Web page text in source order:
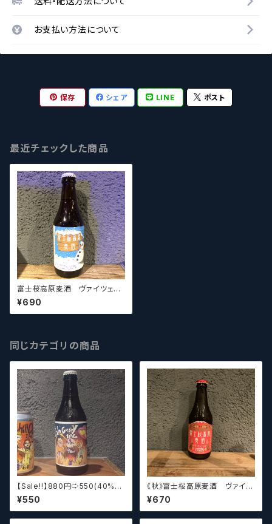
お支払い方法について
保存 シェア LINE ポスト
最近チェックした商品
富士桜高原麦酒 ヴァイツェン
ボック Fujizakura Kougen
Beer Weizenbock【クラフト
ビール】
¥690
同じカテゴリの商品
【Sale‼︎】880円⇨550(40%of
f)《池》富士桜高原麦酒×クラフ
トビールシザーズ秋葉原 Cal
m Crispy IPL⁡【クラフトビール】
¥550
《秋》富士桜高原麦酒 ヴァイツ
ェン Fujizakura Kougen B
eer Weizen【クラフトビール】
¥670